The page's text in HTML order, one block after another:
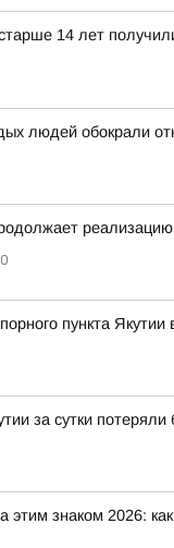
14 лет
людей обокрали
реализацию
пункта
за сутки
этим знаком 2026: